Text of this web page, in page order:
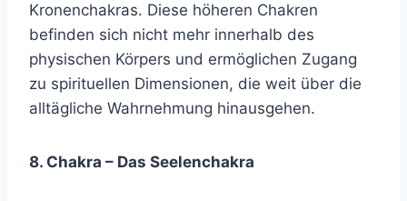
Kronenchakras. Diese höheren Chakren
befinden sich nicht mehr innerhalb des
physischen Körpers und ermöglichen Zugang
zu spirituellen Dimensionen, die weit über die
alltägliche Wahrnehmung hinausgehen.
8. Chakra – Das Seelenchakra